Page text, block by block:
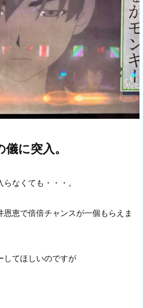
に突入。
なくても・・・。
恩恵で倍倍チャンスが一個もらえま
してほしいのですが